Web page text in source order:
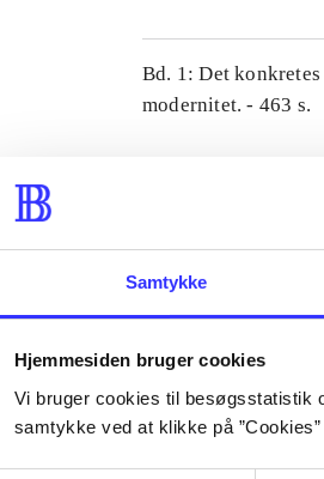
Samtykke
Hjemmesiden bruger cookies
Vi bruger cookies til besøgsstatistik
samtykke ved at klikke på
Bd. 1: Det
modernitet. - 463 s.